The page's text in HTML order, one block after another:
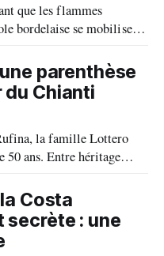
que les flammes
bordelaise se mobilise,
solidarité exemplaire
épargnées et le millésime
pas eu le dernier mot.
parenthèse
Chianti
la famille Lottero
50 ans. Entre héritage
respect du terroir, le
du vin, où chaque
et un art de vivre.
Costa
secrète : une